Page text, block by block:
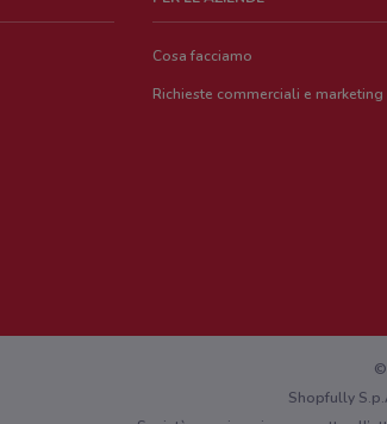
Cosa facciamo
Richieste commerciali e marketing
©
Shopfully